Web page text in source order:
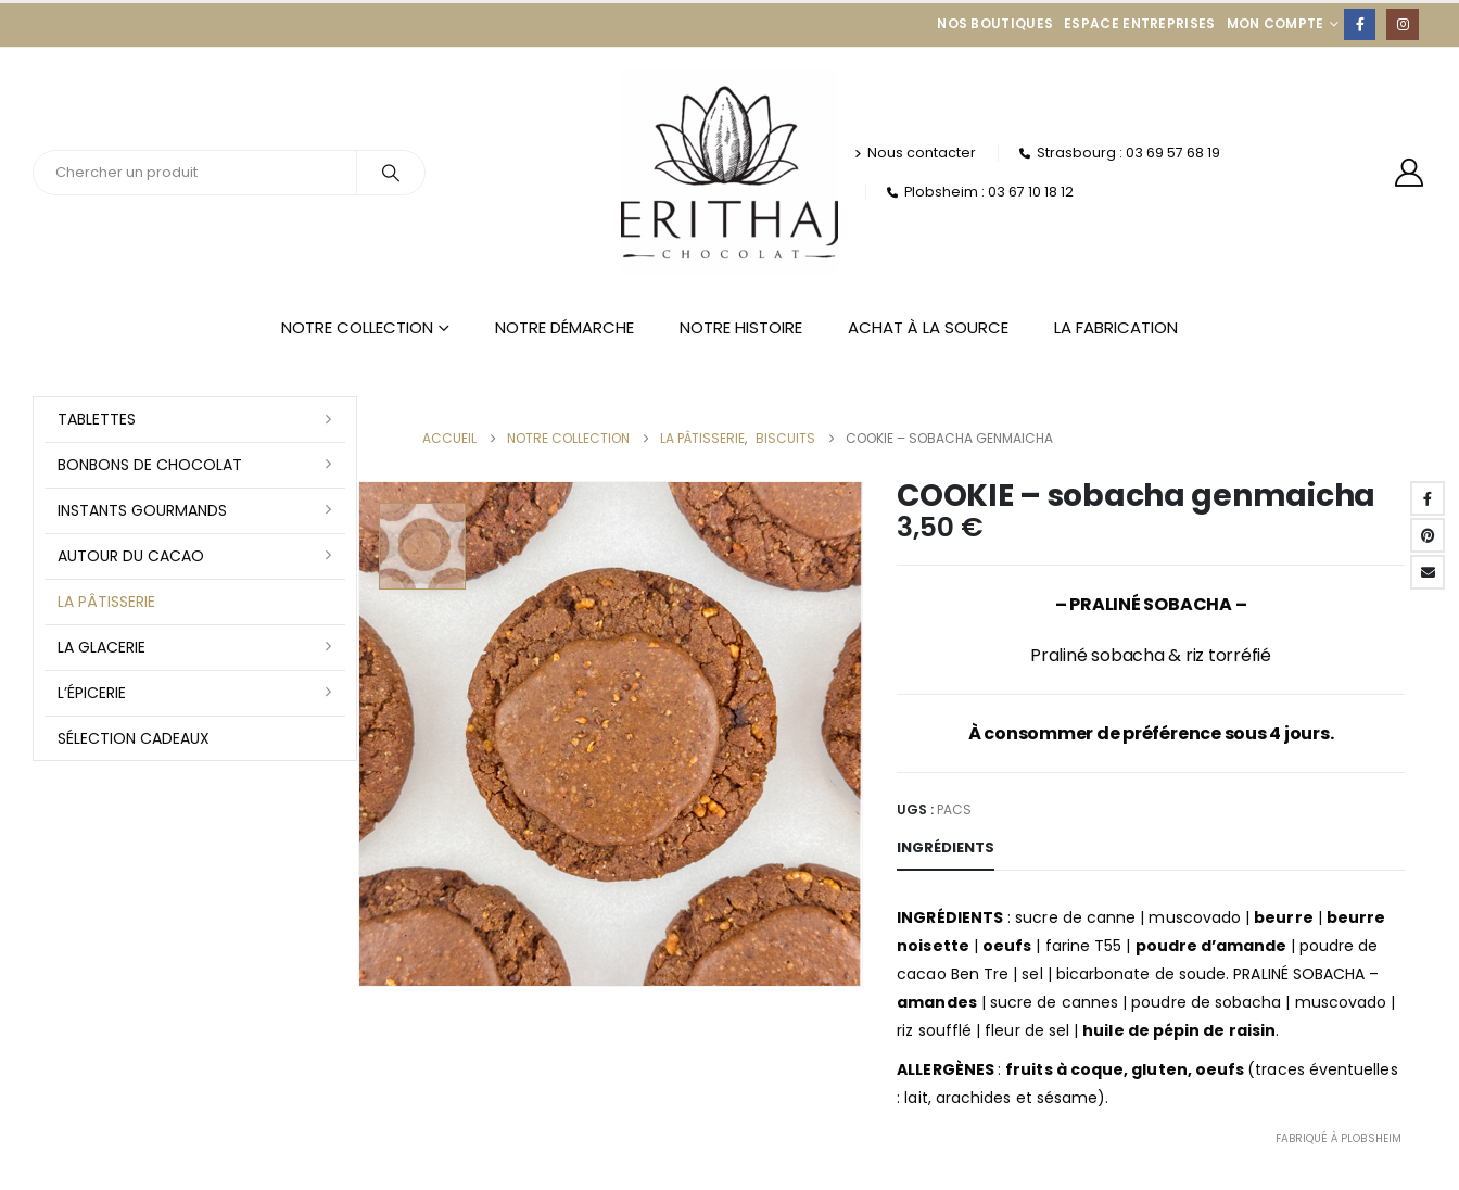
NOS BOUTIQUES ESPACE ENTREPRISES MON COMPTE
Nous contacter Strasbourg : 03 69 57 68 19
Plobsheim : 03 67 10 18 12
NOTRE COLLECTION NOTRE DÉMARCHE NOTRE HISTOIRE ACHAT À LA SOURCE LA FABRICATION
ACCUEIL NOTRE COLLECTION LA PÂTISSERIE, BISCUITS COOKIE – SOBACHA GENMAICHA
COOKIE – sobacha genmaicha
3,50 €
– PRALINÉ SOBACHA –
Praliné sobacha & riz torréfié
À consommer de préférence sous 4 jours.
UGS : PACS
INGRÉDIENTS
INGRÉDIENTS : sucre de canne | muscovado | beurre | beurre
noisette | oeufs | farine T55 | poudre d’amande | poudre de
cacao Ben Tre | sel | bicarbonate de soude. PRALINÉ SOBACHA –
amandes| sucre de cannes | poudre de sobacha | muscovado |
riz soufflé | fleur de sel | huile de pépin de raisin.
ALLERGÈNES: fruits à coque, gluten, oeufs (traces éventuelles
: lait, arachides et sésame).
FABRIQUÉ À PLOBSHEIM
TABLETTES
BONBONS DE CHOCOLAT
INSTANTS GOURMANDS
AUTOUR DU CACAO
LA PÂTISSERIE
LA GLACERIE
L’ÉPICERIE
SÉLECTION CADEAUX